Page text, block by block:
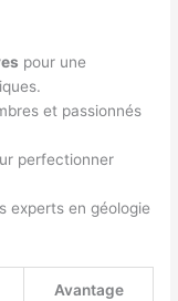
pour une
et passionnés
perfectionner
experts en géologie
Avantage